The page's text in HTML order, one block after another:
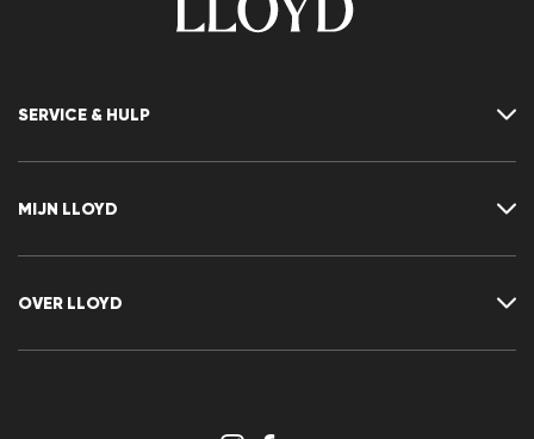
SERVICE & HULP
Maattabel
Retour
MIJN LLOYD
Nieuwsbrief
OVER LLOYD